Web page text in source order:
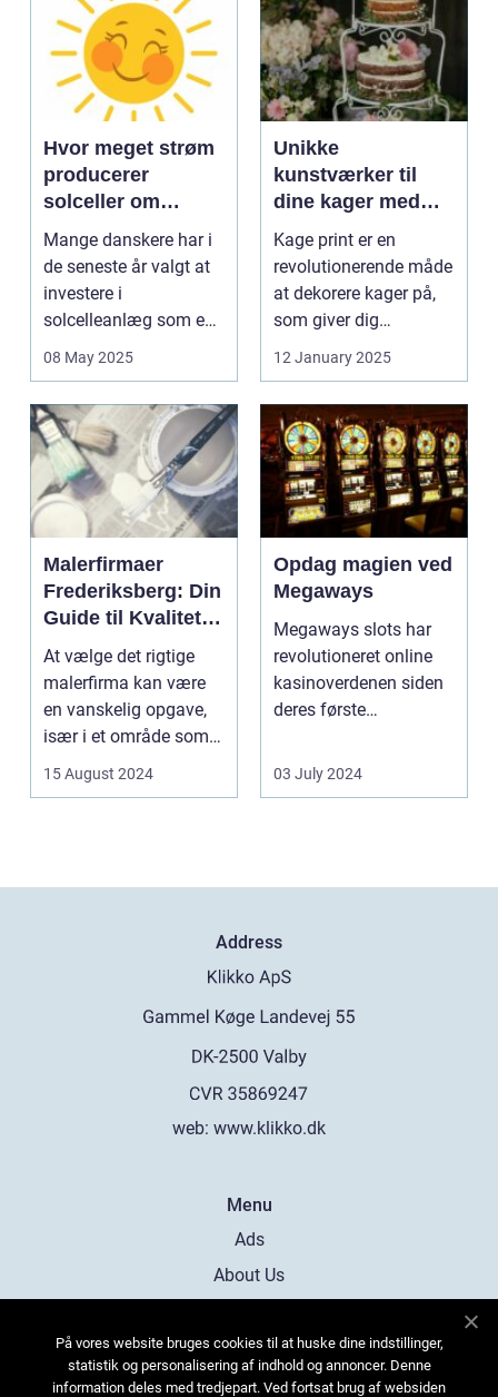
Hvor meget strøm
producerer
solceller om
vinteren?
Mange danskere har i
de seneste år valgt at
investere i
solcelleanlæg som en
bæred...
08 May 2025
Unikke
kunstværker til
dine kager med
kage print
Kage print er en
revolutionerende måde
at dekorere kager på,
som giver dig
mulighed for ...
12 January 2025
Malerfirmaer
Frederiksberg: Din
Guide til Kvalitet
og Service
At vælge det rigtige
malerfirma kan være
en vanskelig opgave,
især i et område som
Frederiksberg, hv...
15 August 2024
Opdag magien ved
Megaways
Megaways slots har
revolutioneret online
kasinoverdenen siden
deres første
spillea...
03 July 2024
Address
web: www.klikko.dk
Menu
Ads
About Us
Contact
Sitemap
På vores website bruges cookies til at huske dine indstillinger,
statistik og personalisering af indhold og annoncer. Denne
information deles med tredjepart. Ved fortsat brug af websiden